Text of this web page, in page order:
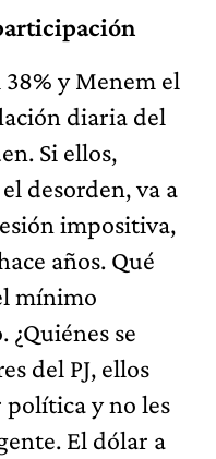
y Menem el
diaria del
Si ellos,
desorden, va a
impositiva,
años. Qué
mínimo
se
del PJ, ellos
y no les
El dólar a